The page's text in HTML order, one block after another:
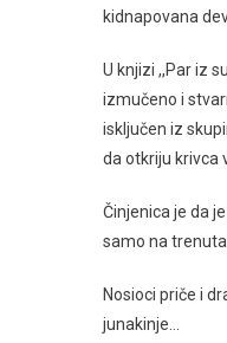
kidnapovana
U knjizi ,,Par iz
izmučeno i
isključen iz
da otkriju krivca
Činjenica je da
samo na
Nosioci priče i
junakinje…